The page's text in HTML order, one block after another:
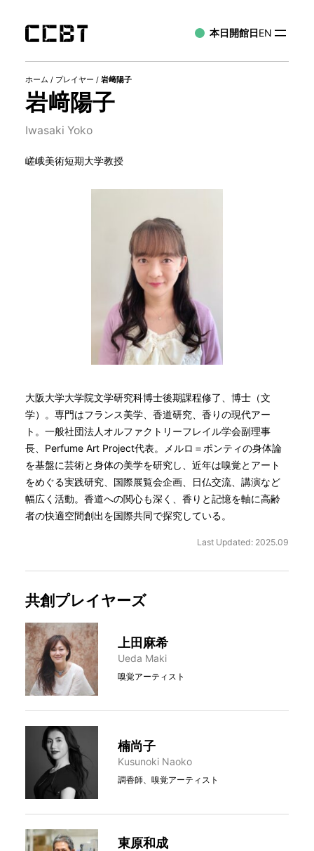
本日開館日EN
ホーム / プレイヤー / 岩﨑陽子
岩﨑陽子
Iwasaki Yoko
嵯峨美術短期大学教授
大阪大学大学院文学研究科博士後期課程修了、博士（文
学）。専門はフランス美学、香道研究、香りの現代アー
ト。一般社団法人オルファクトリーフレイル学会副理事
長、Perfume Art Project代表。メルロ＝ポンティの身体論
を基盤に芸術と身体の美学を研究し、近年は嗅覚とアート
をめぐる実践研究、国際展覧会企画、日仏交流、講演など
幅広く活動。香道への関心も深く、香りと記憶を軸に高齢
者の快適空間創出を国際共同で探究している。
Last Updated: 2025.09
共創プレイヤーズ
上田麻希
Ueda Maki
嗅覚アーティスト
楠尚子
Kusunoki Naoko
調香師、嗅覚アーティスト
東原和成